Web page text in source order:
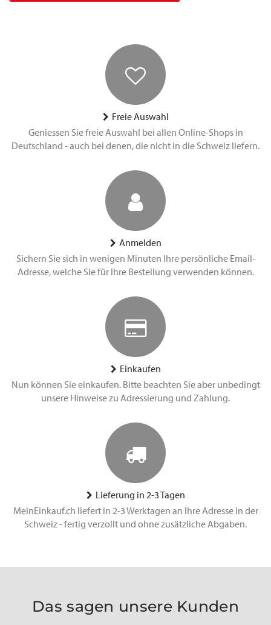
Freie Auswahl
Geniessen Sie freie Auswahl bei allen Online-Shops in
Deutschland - auch bei denen, die nicht in die Schweiz liefern.
Anmelden
Sichern Sie sich in wenigen Minuten Ihre persönliche Email-
Adresse, welche Sie für Ihre Bestellung verwenden können.
Einkaufen
Nun können Sie einkaufen. Bitte beachten Sie aber unbedingt
unsere Hinweise zu Adressierung und Zahlung.
Lieferung in 2-3 Tagen
MeinEinkauf.ch liefert in 2-3 Werktagen an Ihre Adresse in der
Schweiz - fertig verzollt und ohne zusätzliche Abgaben.
Das sagen unsere Kunden